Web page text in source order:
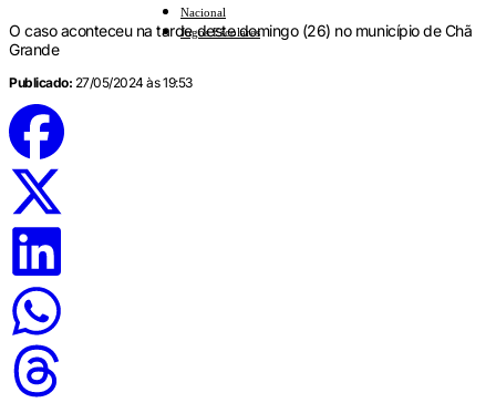
Nacional
Jogos Escolares
O caso aconteceu na tarde deste domingo (26) no município de Chã
Grande
Publicado: 27/05/2024 às 19:53